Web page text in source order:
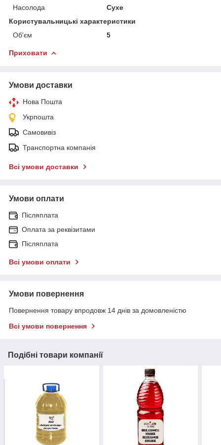
Насолода
Сухе
Користувальницькі характеристики
Об'єм
5
Приховати
Умови доставки
Нова Пошта
Укрпошта
Самовивіз
Транспортна компанія
Всі умови доставки
Умови оплати
Післяплата
Оплата за реквізитами
Післяплата
Всі умови оплати
Умови повернення
Повернення товару впродовж 14 днів за домовленістю
Всі умови повернення
Подібні товари компанії